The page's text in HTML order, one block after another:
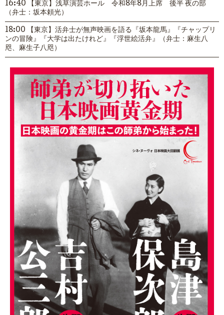
16:40 【東京】浅草演芸ホール 令和8年8月上席 後半 夜の部
（弁士：坂本頼光）
18:00 【東京】活弁士が無声映画を語る『坂本龍馬』『チャップリ
ンの冒険』『大学は出たけれど』『浮世絵活弁』（弁士：麻生八
咫、麻生子八咫）